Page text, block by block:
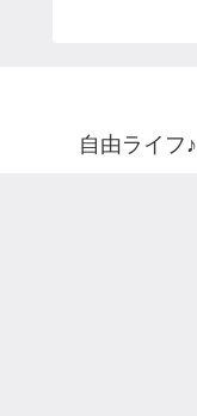
自由ライフ♪